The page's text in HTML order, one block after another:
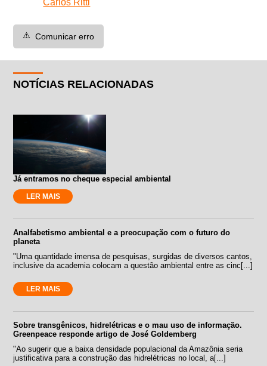
⚠️ Comunicar erro
NOTÍCIAS RELACIONADAS
Já entramos no cheque especial ambiental
LER MAIS
Analfabetismo ambiental e a preocupação com o futuro do
planeta
"Uma quantidade imensa de pesquisas, surgidas de diversos cantos,
inclusive da academia colocam a questão ambiental entre as cinc[...]
LER MAIS
Sobre transgênicos, hidrelétricas e o mau uso de informação.
Greenpeace responde artigo de José Goldemberg
"Ao sugerir que a baixa densidade populacional da Amazônia seria
justificativa para a construção das hidrelétricas no local, a[...]